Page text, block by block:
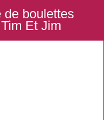
de boulettes
Et Jim